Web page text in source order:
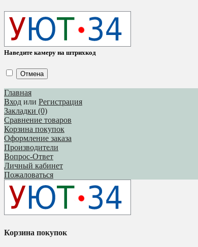
Наведите камеру на штрихкод
Отмена
Главная
Вход или Регистрация
Закладки (0)
Сравнение товаров
Корзина покупок
Оформление заказа
Производители
Вопрос-Ответ
Личный кабинет
Пожаловаться
Корзина покупок